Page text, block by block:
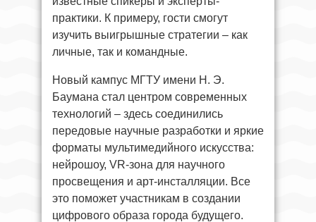
практики. К примеру, гости смогут
изучить выигрышные стратегии – как
личные, так и командные.
Новый кампус МГТУ имени Н. Э.
Баумана стал центром современных
технологий – здесь соединились
передовые научные разработки и яркие
форматы мультимедийного искусства:
нейрошоу, VR-зона для научного
просвещения и арт-инсталляции. Все
это поможет участникам в создании
цифрового образа города будущего.